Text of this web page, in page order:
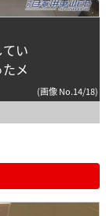
い
メ
(画像 No.14/18)